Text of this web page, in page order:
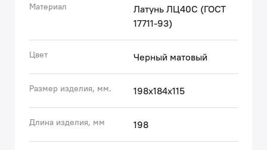
ровный мягкий поток воды без брызг. Легко чистится
от загрязнений, ржавчины и известковых отложений:
• Покрытие устойчиво к коррозии, появлению
царапин, сколов и потускнению. На протяжении
многих лет смеситель будет выглядеть как новый.
• Надежный корпус из прочной латуни — стойкий к
коррозии, резким изменениям давления и
перепадам температуры воды.
Материал
Латунь ЛЦ40C (ГОСТ
17711-93)
Цвет Черный матовый
Размер изделия, мм. 198х184х115
Длина изделия, мм 198